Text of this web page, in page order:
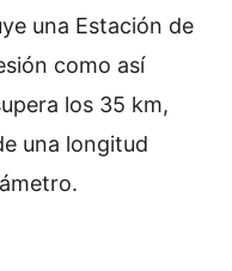
una Estación de
como así
los 35 km,
una longitud